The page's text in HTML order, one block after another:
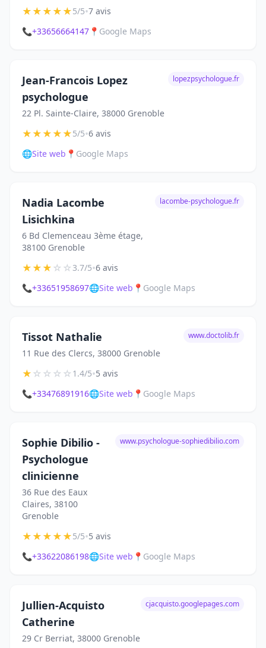
★★★★★5/5•7 avis
📞+33656664147 📍 Google Maps
Jean-Francois Lopez
psychologue
22 Pl. Sainte-Claire, 38000 Grenoble
lopezpsychologue.fr
★★★★★5/5•6 avis
🌐Site web 📍 Google Maps
Nadia Lacombe
Lisichkina
6 Bd Clemenceau 3ème étage,
38100 Grenoble
lacombe-psychologue.fr
★★★☆☆3.7/5•6 avis
📞+33651958697🌐Site web 📍 Google Maps
Tissot Nathalie
11 Rue des Clercs, 38000 Grenoble
www.doctolib.fr
★☆☆☆☆1.4/5•5 avis
📞+33476891916🌐Site web 📍 Google Maps
Sophie Dibilio -
Psychologue
clinicienne
36 Rue des Eaux
Claires, 38100
Grenoble
www.psychologue-sophiedibilio.com
★★★★★5/5•5 avis
📞+33622086198🌐Site web 📍 Google Maps
Jullien-Acquisto
Catherine
29 Cr Berriat, 38000 Grenoble
cjacquisto.googlepages.com